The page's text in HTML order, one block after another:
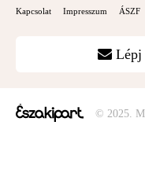
Kapcsolat Impresszum ÁSZF
Lépj
© 2025.